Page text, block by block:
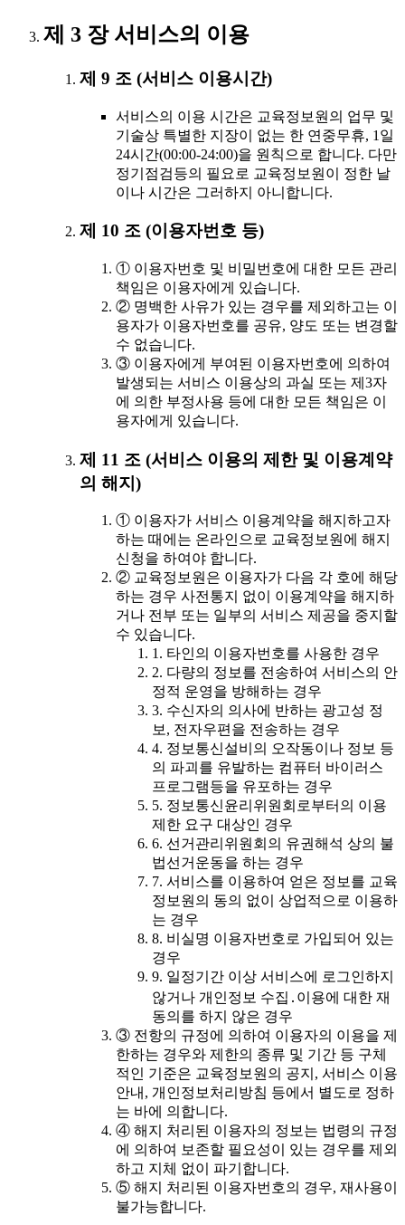
제 3 장 서비스의 이용
제 9 조 (서비스 이용시간)
서비스의 이용 시간은 교육정보원의 업무 및
기술상 특별한 지장이 없는 한 연중무휴, 1일
24시간(00:00-24:00)을 원칙으로 합니다. 다만
정기점검등의 필요로 교육정보원이 정한 날
이나 시간은 그러하지 아니합니다.
제 10 조 (이용자번호 등)
① 이용자번호 및 비밀번호에 대한 모든 관리
책임은 이용자에게 있습니다.
② 명백한 사유가 있는 경우를 제외하고는 이
용자가 이용자번호를 공유, 양도 또는 변경할
수 없습니다.
③ 이용자에게 부여된 이용자번호에 의하여
발생되는 서비스 이용상의 과실 또는 제3자
에 의한 부정사용 등에 대한 모든 책임은 이
용자에게 있습니다.
제 11 조 (서비스 이용의 제한 및 이용계약
의 해지)
① 이용자가 서비스 이용계약을 해지하고자
하는 때에는 온라인으로 교육정보원에 해지
신청을 하여야 합니다.
② 교육정보원은 이용자가 다음 각 호에 해당
하는 경우 사전통지 없이 이용계약을 해지하
거나 전부 또는 일부의 서비스 제공을 중지할
수 있습니다.
1. 타인의 이용자번호를 사용한 경우
2. 다량의 정보를 전송하여 서비스의 안
정적 운영을 방해하는 경우
3. 수신자의 의사에 반하는 광고성 정
보, 전자우편을 전송하는 경우
4. 정보통신설비의 오작동이나 정보 등
의 파괴를 유발하는 컴퓨터 바이러스
프로그램등을 유포하는 경우
5. 정보통신윤리위원회로부터의 이용
제한 요구 대상인 경우
6. 선거관리위원회의 유권해석 상의 불
법선거운동을 하는 경우
7. 서비스를 이용하여 얻은 정보를 교육
정보원의 동의 없이 상업적으로 이용하
는 경우
8. 비실명 이용자번호로 가입되어 있는
경우
9. 일정기간 이상 서비스에 로그인하지
않거나 개인정보 수집․이용에 대한 재
동의를 하지 않은 경우
③ 전항의 규정에 의하여 이용자의 이용을 제
한하는 경우와 제한의 종류 및 기간 등 구체
적인 기준은 교육정보원의 공지, 서비스 이용
안내, 개인정보처리방침 등에서 별도로 정하
는 바에 의합니다.
④ 해지 처리된 이용자의 정보는 법령의 규정
에 의하여 보존할 필요성이 있는 경우를 제외
하고 지체 없이 파기합니다.
⑤ 해지 처리된 이용자번호의 경우, 재사용이
불가능합니다.